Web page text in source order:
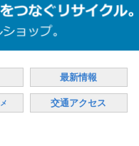
最新情報
交通アクセス